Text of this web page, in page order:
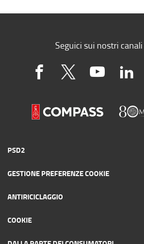
Seguici sui nostri
PSD2
GESTIONE PREFERENZE COOKIE
ANTIRICICLAGGIO
COOKIE